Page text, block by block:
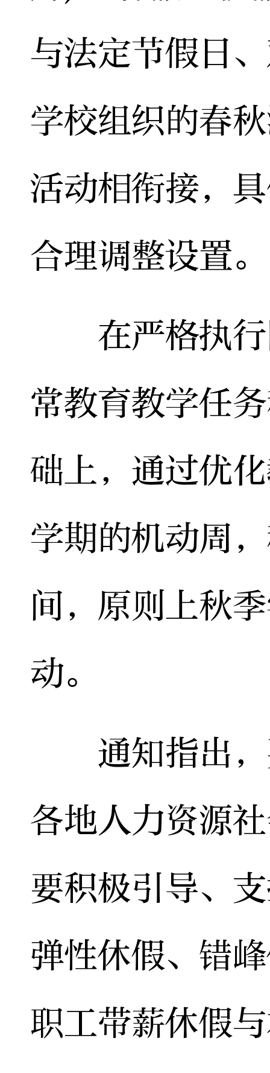
与法定节假日
学校组织的春
活动相衔接，
合理调整设置。
在严格执行
常教育教学任
础上，通过优
学期的机动周
间，原则上秋
动。
通知指出，
各地人力资源
要积极引导、
弹性休假、错
职工带薪休假